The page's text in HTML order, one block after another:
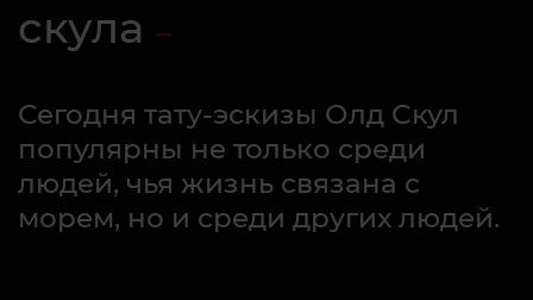
скула
Сегодня тату-эскизы Олд Скул
популярны не только среди
людей, чья жизнь связана с
морем, но и среди других людей.